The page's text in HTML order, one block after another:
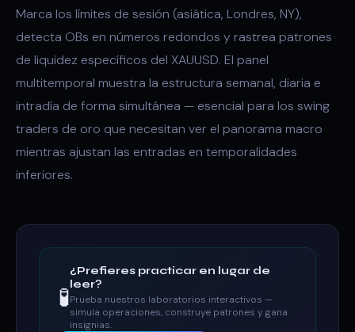
Marca los límites de sesión (asiática, Londres, NY),
detecta OBs en números redondos y rastrea patrones
de liquidez específicos del XAUUSD. El panel
multitemporal muestra la estructura semanal, diaria e
intradía de forma simultánea — esencial para los swing
traders de oro que necesitan ver el panorama macro
mientras ajustan las entradas en temporalidades
inferiores.
🧪
¿Prefieres practicar en lugar de
leer?
Prueba nuestros laboratorios interactivos —
simula operaciones, construye patrones y gana
insignias.